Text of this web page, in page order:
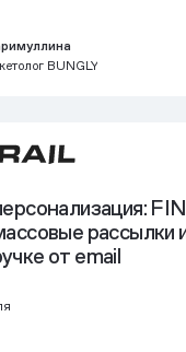
BUNGLY
рассылки
от email